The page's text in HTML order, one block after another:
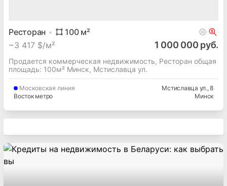
Ресторан 100м²
~3 417 $/м² 1 000 000 руб.
Продается коммерческая недвижимость, Ресторан общая
площадь: 100м² Минск, Мстиславца ул.
Московская линия
Восток метро
Мстиславца ул., 8
Минск